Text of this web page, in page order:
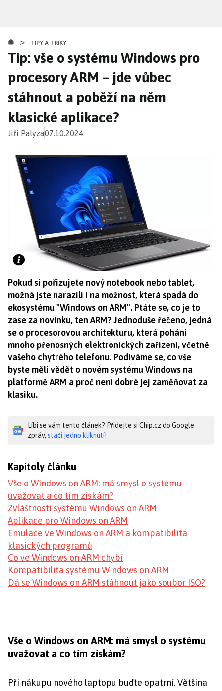
obsahu
> TIPY A TRIKY
Tip: vše o systému Windows pro
procesory ARM – jde vůbec
stáhnout a poběží na něm
klasické aplikace?
Jiří Palyza07.10.2024
Pokud si pořizujete nový notebook nebo tablet,
možná jste narazili i na možnost, která spadá do
ekosystému "Windows on ARM". Ptáte se, co je to
zase za novinku, ten ARM? Jednoduše řečeno, jedná
se o procesorovou architekturu, která pohání
mnoho přenosných elektronických zařízení, včetně
vašeho chytrého telefonu. Podíváme se, co vše
byste měli vědět o novém systému Windows na
platformě ARM a proč není dobré jej zaměňovat za
klasiku.
Líbí se vám tento článek? Přidejte si Chip.cz do Google
zpráv, stačí jedno kliknutí!
Kapitoly článku
Vše o Windows on ARM: má smysl o systému
uvažovat a co tím získám?
Zvláštnosti systému Windows on ARM
Aplikace pro Windows on ARM
Emulace ve Windows on ARM a kompatibilita
klasických programů
Co ve Windows on ARM chybí
Kompatibilita systému Windows on ARM
Dá se Windows on ARM stáhnout jako soubor ISO?
Vše o Windows on ARM: má smysl o systému
uvažovat a co tím získám?
Při nákupu nového laptopu buďte opatrní. Většina